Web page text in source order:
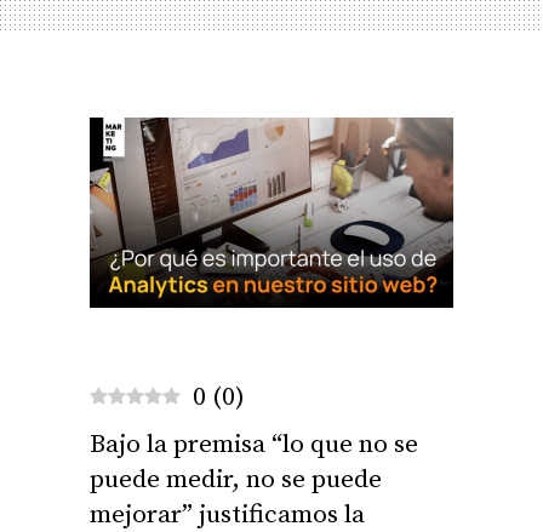
0 (0)
Bajo la premisa “lo que no se
puede medir, no se puede
mejorar” justificamos la